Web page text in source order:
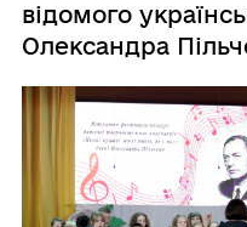
відомого
Олександра